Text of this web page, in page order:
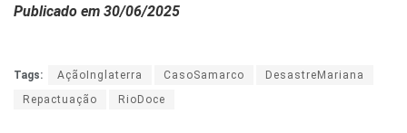
Publicado em 30/06/2025
Tags: AçãoInglaterra CasoSamarco
DesastreMariana
Repactuação
RioDoce